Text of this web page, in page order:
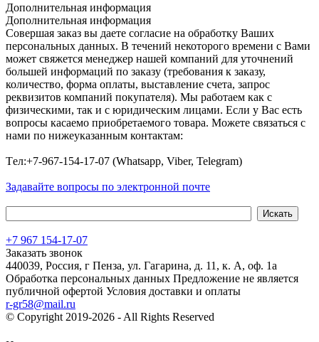
Дополнительная информация
Дополнительная информация
Совершая заказ вы даете согласие на обработку Ваших
персональных данных. В течений некоторого времени с Вами
может свяжется менеджер нашей компаний для уточнений
большей информаций по заказу (требования к заказу,
количество, форма оплаты, выставление счета, запрос
реквизитов компаний покупателя). Мы работаем как с
физическими, так и с юридическим лицами. Если у Вас есть
вопросы касаемо приобретаемого товара. Можете связаться с
нами по нижеуказанным контактам:
Tел:+7-967-154-17-07 (Whatsapp, Viber, Telegram)
Задавайте вопросы по электронной почте
+7 967 154-17-07
Заказать звонок
440039, Россия, г Пенза, ул. Гагарина, д. 11, к. А, оф. 1а
Обработка персональных данных Предложение не является
публичной офертой Условия доставки и оплаты
r-gr58@mail.ru
© Copyright 2019-2026 - All Rights Reserved